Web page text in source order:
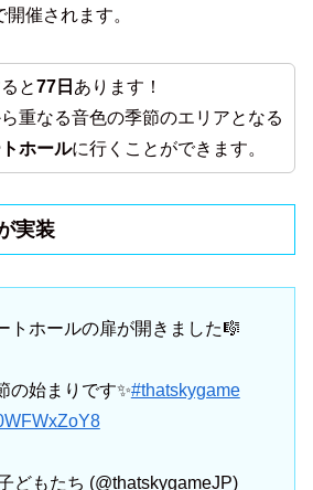
催されます。
と77日 あります！
重なる音色の季節のエリアとなる
ホールに行くことができます。
実装
トホールの扉が開きました🎼
の始まりです✨#thatskygame
どもたち (@thatskygameJP)